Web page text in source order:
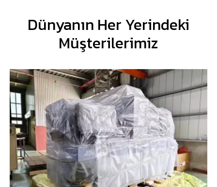
Dünyanın Her Yerindeki
Müşterilerimiz